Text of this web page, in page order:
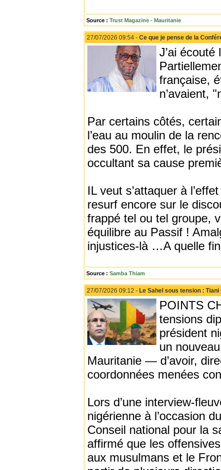
Source : Trust Magazine - Mauritanie
27/07/2026 09:54 - Ce que je pense de la
J’ai
française,
n’avaient,
Par certains côtés,
l’eau au moulin de la
des 500. En effet, le
occultant sa cause
IL veut s’attaquer à
resurf encore sur le
frappé tel ou tel groupe,
équilibre au Passif !
injustices-là …A quelle
Source : Samba Thiam
27/07/2026 09:12 - Le Sahel sous tension :
POINTS
tensions
président
un
Mauritanie — d’avoir,
coordonnées menées
Lors d’une interview-
nigérienne à l’occasion
Conseil national pour la
affirmé que les
aux musulmans et le